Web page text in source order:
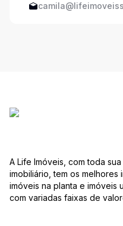
A Life Imóveis, com toda
imobiliário, tem os melhores
imóveis na planta e imóveis
com variadas faixas de